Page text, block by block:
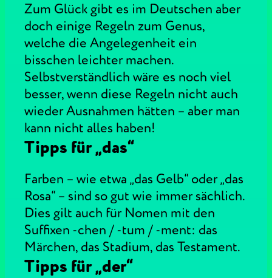
Zum Glück gibt es im Deutschen aber
doch einige Regeln zum Genus,
welche die Angelegenheit ein
bisschen leichter machen.
Selbstverständlich wäre es noch viel
besser, wenn diese Regeln nicht auch
wieder Ausnahmen hätten – aber man
kann nicht alles haben!
Tipps für „das“
Farben – wie etwa „das Gelb“ oder „das
Rosa“ – sind so gut wie immer sächlich.
Dies gilt auch für Nomen mit den
Suffixen -chen / -tum / -ment: das
Märchen, das Stadium, das Testament.
Tipps für „der“